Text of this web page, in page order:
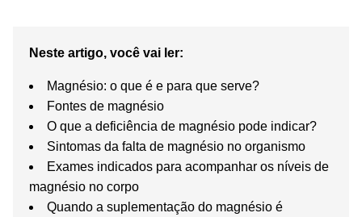
Neste artigo, você vai ler:
Magnésio: o que é e para que serve?
Fontes de magnésio
O que a deficiência de magnésio pode indicar?
Sintomas da falta de magnésio no organismo
Exames indicados para acompanhar os níveis de
magnésio no corpo
Quando a suplementação do magnésio é